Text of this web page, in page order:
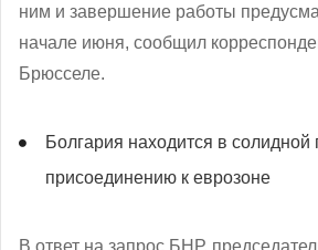
ним и завершение работы
начале июня, сообщил
Брюсселе.
Болгария находится в солидной
присоединению к еврозоне
В ответ на запрос БНР,